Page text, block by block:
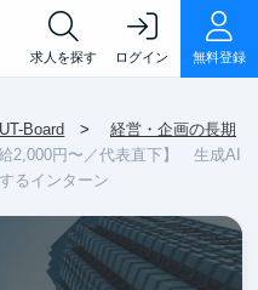
求人を探す ログイン 無料登録
Board
経営・企画の長期
給2,000円〜／代表直下】 生成AI
るインターン